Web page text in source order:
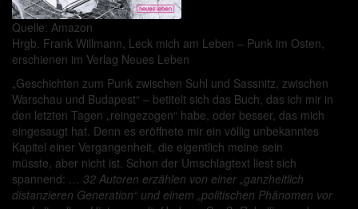
Quelle: Amazon
Hrgb. Frank Willmann, Leck mich am Leben – Punk im Osten,
erschienen im Verlag Neues Leben
„Geschichten zum Punk zwischen Suhl und Sassnitz, zwischen
Warschau und Budapest“ – betitelt sich das Buch, das ich mir in
den letzten Tagen „reingezogen“ habe, oder besser, das mich
eingesaugt hat. Denn es eröffnete mir ein völlig unbekanntes
Kapitel einer Vergangenheit, die eigentlich meine sein
müsste, aber nicht ist. Schon der Umschlagtext liest sich
spannend: … 32 Autoren erzählen von einer „ganzheitlich
distanzieren Generation“ und einem „politischen Phänomen vor